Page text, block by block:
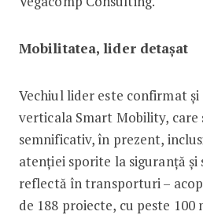
Mobilitatea, lider detașat
Vechiul lider este confirmat și
verticala Smart Mobility, care
semnificativ, în prezent,
atenției sporite la siguranță și
reflectă în transporturi –
de 188 proiecte, cu peste